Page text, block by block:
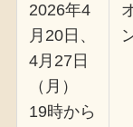
2026年4
月20日、
4月27日
（月）
19時から